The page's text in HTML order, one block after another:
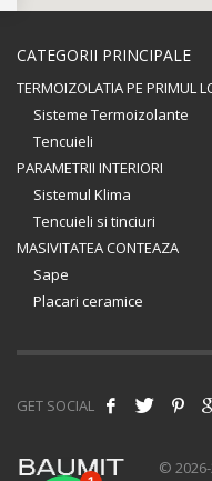
CATEGORII PRINCIPALE
TERMOIZOLATIA PE PRIMUL
Sisteme Termoizolante
Tencuieli
PARAMETRII INTERIORI
Sistemul Klima
Tencuieli si tinciuri
MASIVITATEA CONTEAZA
Sape
Placari ceramice
GET SOCIAL
©